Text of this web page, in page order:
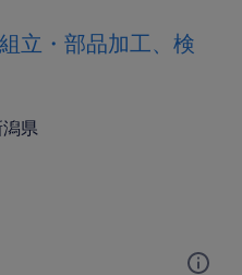
立・部品加工、検
県